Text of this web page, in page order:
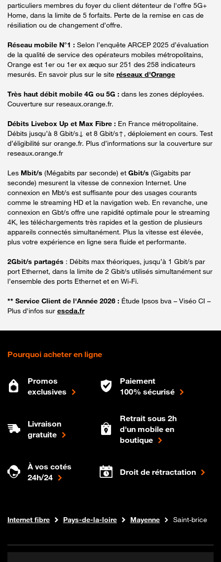
particuliers membres du foyer du client détenteur de l'offre 5G+
Home, dans la limite de 5 forfaits. Perte de la remise en cas de
résiliation ou de changement d’offre.
Réseau mobile N°1 : Selon l’enquête ARCEP 2025 d’évaluation
de la qualité de service des opérateurs mobiles métropolitains,
Orange est 1er ou 1er ex æquo sur 251 des 258 indicateurs
mesurés. En savoir plus sur le site réseaux d'Orange
Très haut débit mobile 4G ou 5G : dans les zones déployées.
Couverture sur reseaux.orange.fr.
Débits Livebox Up et Max Fibre : En France métropolitaine.
Débits jusqu’à 8 Gbit/s↓ et 8 Gbit/s↑, déploiement en cours. Test
d’éligibilité sur orange.fr. Plus d’informations sur la couverture sur
reseaux.orange.fr
Les Mbit/s (Mégabits par seconde) et Gbit/s (Gigabits par
seconde) mesurent la vitesse de connexion Internet. Une
connexion en Mbt/s est suffisante pour des usages courants
comme le streaming HD et la navigation web. En revanche, une
connexion en Gbt/s offre une rapidité optimale pour le streaming
4K, les téléchargements très rapides et la gestion de plusieurs
appareils connectés simultanément. Plus la vitesse est élevée,
plus votre expérience en ligne sera fluide et performante.
2Gbit/s partagés : Débits max théoriques, jusqu’à 1 Gbit/s par
port Ethernet, dans la limite de 2 Gbit/s utilisés simultanément sur
l’ensemble des ports Ethernet et en Wi-Fi.
** Service Client de l'Année 2026 : Étude Ipsos bva – Viséo CI –
Plus d'infos sur escda.fr
Pourquoi acheter en ligne
Promos
exclusives
Paiement
100% sécurisé
Livraison
gratuite
Retrait sous 2h
d'un mobile en
boutique
À vos cotés
24h/24
Droit de rétractation
Boutique Orange
Internet fibre Pays-de-la-loire Mayenne Saint-brice